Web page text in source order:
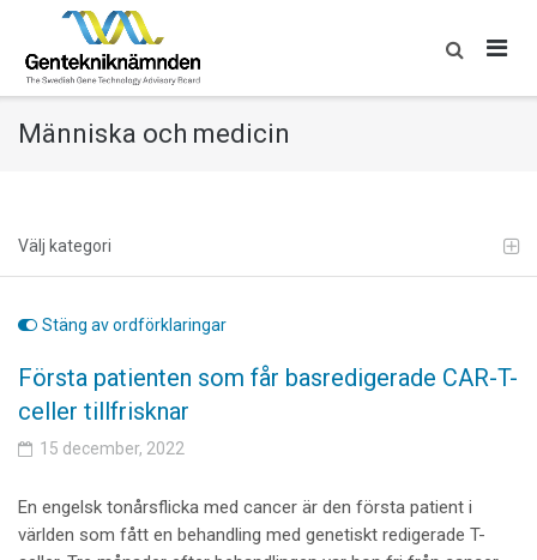
content
Människa och medicin
Välj kategori
Stäng av ordförklaringar
Första patienten som får basredigerade CAR-T-
celler tillfrisknar
15 december, 2022
En engelsk tonårsflicka med cancer är den första patient i
världen som fått en behandling med genetiskt redigerade T-